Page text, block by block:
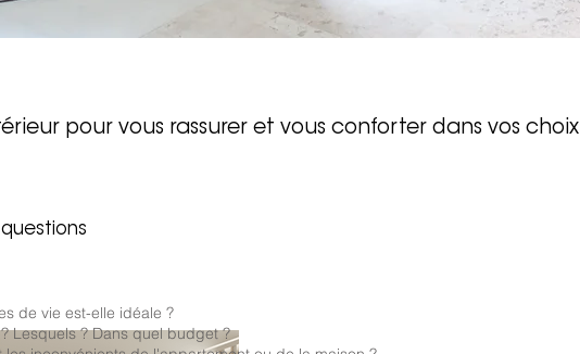
pour vous rassurer et vous conforter dans vos choix
de vie est-elle idéale ?
Lesquels ? Dans quel budget ?